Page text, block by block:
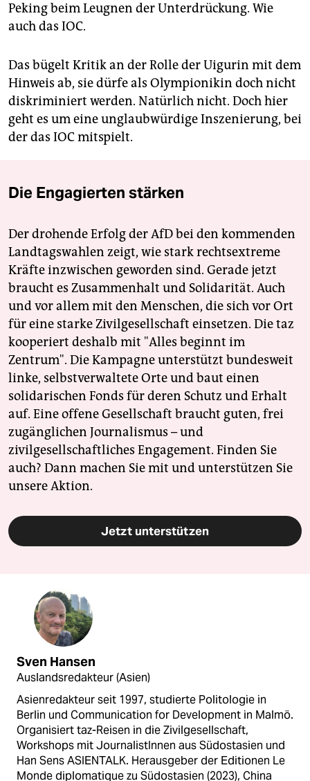
Peking beim Leugnen der Unterdrückung. Wie
auch das IOC.
Das bügelt Kritik an der Rolle der Uigurin mit dem
Hinweis ab, sie dürfe als Olympionikin doch nicht
diskriminiert werden. Natürlich nicht. Doch hier
geht es um eine unglaubwürdige Inszenierung, bei
der das IOC mitspielt.
Die Engagierten stärken
Der drohende Erfolg der AfD bei den kommenden
Landtagswahlen zeigt, wie stark rechtsextreme
Kräfte inzwischen geworden sind. Gerade jetzt
braucht es Zusammenhalt und Solidarität. Auch
und vor allem mit den Menschen, die sich vor Ort
für eine starke Zivilgesellschaft einsetzen. Die taz
kooperiert deshalb mit "Alles beginnt im
Zentrum". Die Kampagne unterstützt bundesweit
linke, selbstverwaltete Orte und baut einen
solidarischen Fonds für deren Schutz und Erhalt
auf. Eine offene Gesellschaft braucht guten, frei
zugänglichen Journalismus – und
zivilgesellschaftliches Engagement. Finden Sie
auch? Dann machen Sie mit und unterstützen Sie
unsere Aktion.
Jetzt unterstützen
Sven Hansen
Auslandsredakteur (Asien)
Asienredakteur seit 1997, studierte Politologie in
Berlin und Communication for Development in Malmö.
Organisiert taz-Reisen in die Zivilgesellschaft,
Workshops mit JournalistInnen aus Südostasien und
Han Sens ASIENTALK. Herausgeber der Editionen Le
Monde diplomatique zu Südostasien (2023), China